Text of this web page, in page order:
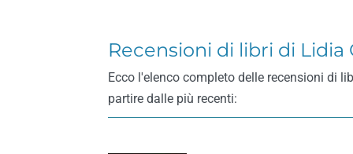
Recensioni di libri di Lidia
Ecco l'elenco completo delle recensioni di
partire dalle più recenti: